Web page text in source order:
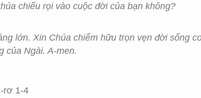
chiếu rọi vào cuộc đời của bạn không?
lớn. Xin Chúa chiếm hữu trọn vẹn đời sống
của Ngài. A-men.
rơ 1-4